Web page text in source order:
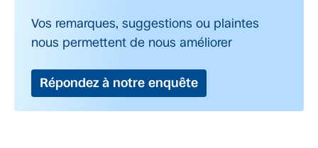
Vos remarques, suggestions ou plaintes
nous permettent de nous améliorer
Répondez à notre enquête